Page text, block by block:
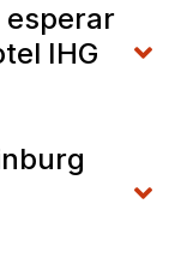
esperar
IHG